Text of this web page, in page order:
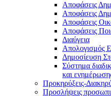
Αποφάσεις
Αποφάσεις
Αποφάσεις
Αποφάσεις
Διαύγεια
Απολογισμός
Δημοσίευση
Σύστημα
και
Προκηρύξεις-
Προσλήψεις